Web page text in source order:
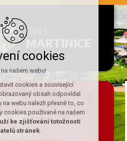
OBEC
O obci
Aktuality
MUNIPOLIS
cookies
našem webu!
cookies a související
obsah odpovídal
na webu nalezli přesně to, co
cookies používané na našem
ke zjišťování totožnosti
stránek.